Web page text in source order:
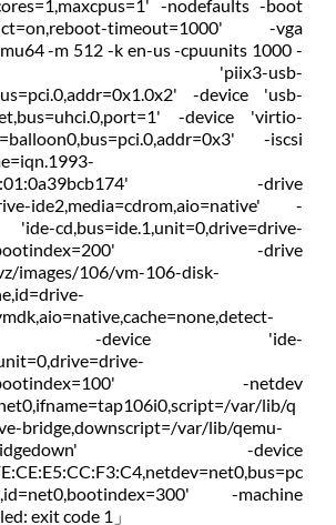
-nodefaults -boot
timeout=1000' -vga
-m 512 -k en-us -cpuunits 1000 -
'piix3-usb-
-device 'usb-
-device 'virtio-
-iscsi
-drive
ide2,media=cdrom,aio=native' -
-drive
images/106/vm-106-disk-
-device 'ide-
-netdev
var/lib/q
bridge,downscript=/var/lib/qemu-
bridgedown' -device
-machine
exit code 1」